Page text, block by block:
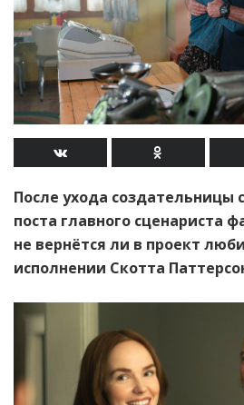
После ухода создательницы
поста главного сценариста
не вернётся ли в проект
исполнении Скотта